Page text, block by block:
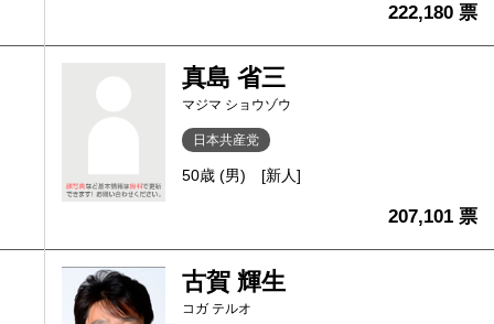
222,180 票
真島 省三
マジマ ショウゾウ
日本共産党
50歳 (男) [新人]
207,101 票
古賀 輝生
コガ テルオ